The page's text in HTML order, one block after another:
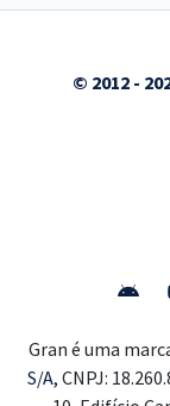
© 2012 -
Gran é uma
S/A, CNPJ: